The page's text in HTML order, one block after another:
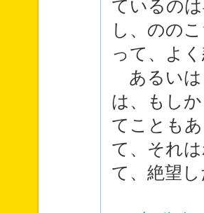
ているの
し、のの
って、よ
あるいは
は、もし
てことも
て、それ
て、絶望